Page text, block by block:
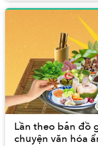
Lần theo bản đồ
chuyện văn hóa